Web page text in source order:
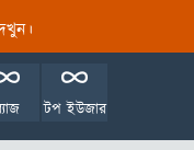
টপ ইউজার